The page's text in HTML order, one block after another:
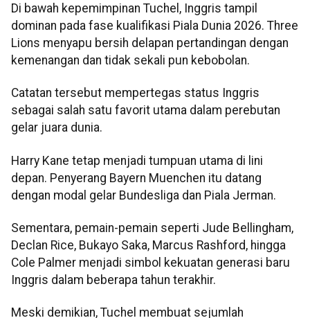
Di bawah kepemimpinan Tuchel, Inggris tampil
dominan pada fase kualifikasi Piala Dunia 2026. Three
Lions menyapu bersih delapan pertandingan dengan
kemenangan dan tidak sekali pun kebobolan.
Catatan tersebut mempertegas status Inggris
sebagai salah satu favorit utama dalam perebutan
gelar juara dunia.
Harry Kane tetap menjadi tumpuan utama di lini
depan. Penyerang Bayern Muenchen itu datang
dengan modal gelar Bundesliga dan Piala Jerman.
Sementara, pemain-pemain seperti Jude Bellingham,
Declan Rice, Bukayo Saka, Marcus Rashford, hingga
Cole Palmer menjadi simbol kekuatan generasi baru
Inggris dalam beberapa tahun terakhir.
Meski demikian, Tuchel membuat sejumlah